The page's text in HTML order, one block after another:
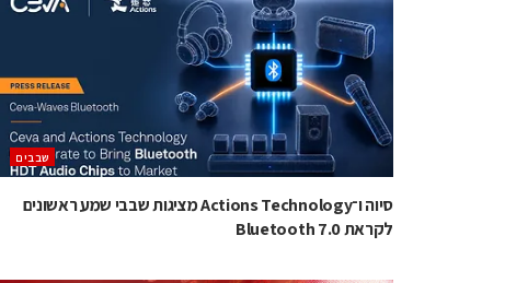
‫שבבים‬
סיוה ו־Actions Technology מציגות שבבי שמע ראשונים
לקראת Bluetooth 7.0